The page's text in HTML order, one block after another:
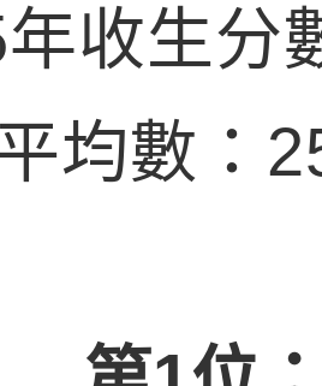
收生分
均數：